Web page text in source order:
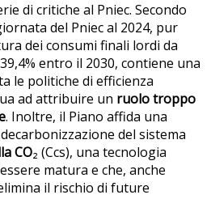
di critiche al Pniec. Secondo
del Pniec al 2024, pur
dei consumi finali lordi da
entro il 2030, contiene una
le politiche di efficienza
ad attribuire un ruolo troppo
. Inoltre, il Piano affida una
del sistema
CO₂ (Ccs), una tecnologia
matura e che, anche
il rischio di future